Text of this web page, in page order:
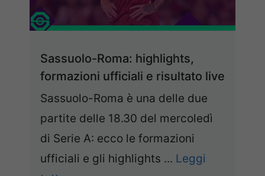
Sassuolo-Roma: highlights,
formazioni ufficiali e risultato live
Sassuolo-Roma è una delle due
partite delle 18.30 del mercoledì
di Serie A: ecco le formazioni
ufficiali e gli highlights ... Leggi